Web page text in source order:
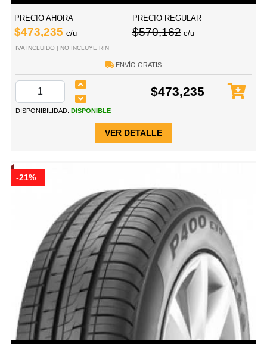
PRECIO AHORA
$473,235 c/u
PRECIO REGULAR
$570,162 c/u
IVA INCLUIDO | NO INCLUYE RIN
ENVÍO GRATIS
$473,235
DISPONIBILIDAD: DISPONIBLE
VER DETALLE
-21%